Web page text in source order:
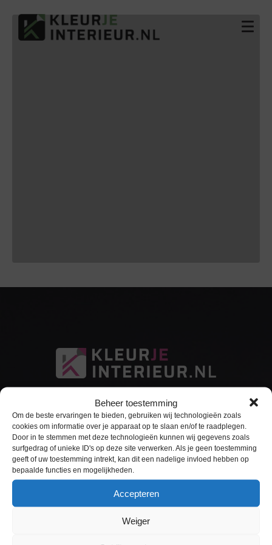
Beheer toestemming
Om de beste ervaringen te bieden, gebruiken wij technologieën zoals
cookies om informatie over je apparaat op te slaan en/of te raadplegen.
Door in te stemmen met deze technologieën kunnen wij gegevens zoals
surfgedrag of unieke ID's op deze site verwerken. Als je geen toestemming
geeft of uw toestemming intrekt, kan dit een nadelige invloed hebben op
bepaalde functies en mogelijkheden.
Accepteren
Weiger
Sitemap
Home
Interieurfolie